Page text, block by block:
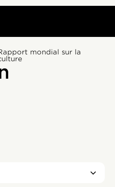
mondial sur la